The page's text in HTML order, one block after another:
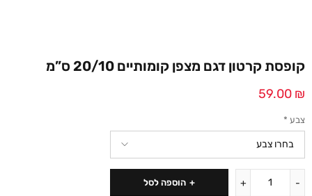
קופסת קרטון דגם מצפן קומותיים 20/10 ס”מ
59.00 ₪
צבע *
הוספה לסל